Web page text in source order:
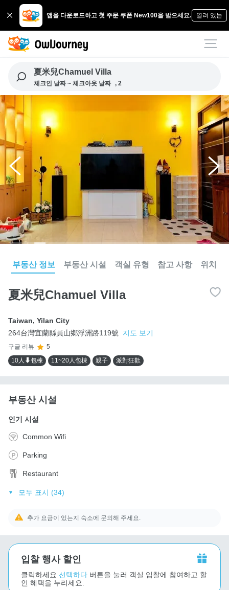
앱을 다운로드하고 첫 주문 쿠폰 New100을 받으세요. 열려 있는
夏米兒Chamuel Villa
체크인 날짜 ~ 체크아웃 날짜 , 2
부동산 정보 부동산 시설 객실 유형 참고 사항 위치
夏米兒Chamuel Villa
Taiwan, Yilan City
264台灣宜蘭縣員山鄉浮洲路119號
지도 보기
구글 리뷰
5
10人⬇包棟
11~20人包棟 親子 派對狂歡
부동산 시설
인기 시설
Common Wifi
Parking
Restaurant
모두 표시 (34)
추가 요금이 있는지 숙소에 문의해 주세요.
입찰 행사 할인
클릭하세요 선택하다 버튼을 눌러 객실 입찰에 참여하고 할
인 혜택을 누리세요.